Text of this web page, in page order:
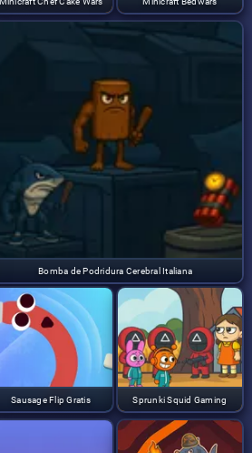
Bomba de Podridura Cerebral Italiana
Sausage Flip Gratis Sprunki Squid Gaming